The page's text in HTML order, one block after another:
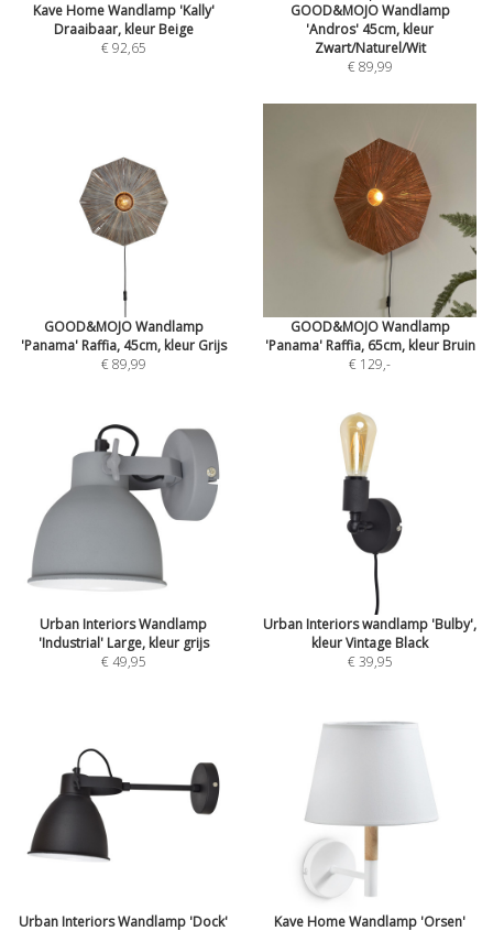
Kave Home Wandlamp 'Kally'
Draaibaar, kleur Beige
€ 92,65
GOOD&MOJO Wandlamp
'Andros' 45cm, kleur
Zwart/Naturel/Wit
€ 89,99
GOOD&MOJO Wandlamp
'Panama' Raffia, 45cm, kleur Grijs
€ 89,99
GOOD&MOJO Wandlamp
'Panama' Raffia, 65cm, kleur Bruin
€ 129,-
Urban Interiors Wandlamp
'Industrial' Large, kleur grijs
€ 49,95
Urban Interiors wandlamp 'Bulby',
kleur Vintage Black
€ 39,95
Urban Interiors Wandlamp 'Dock' Kave Home Wandlamp 'Orsen'